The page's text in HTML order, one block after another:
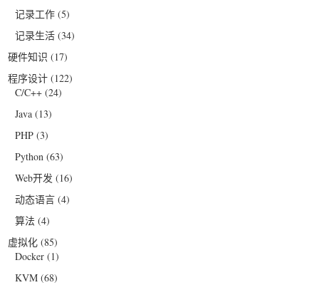
记录工作 (5)
记录生活 (34)
硬件知识 (17)
程序设计 (122)
C/C++ (24)
Java (13)
PHP (3)
Python (63)
Web开发 (16)
动态语言 (4)
算法 (4)
虚拟化 (85)
Docker (1)
KVM (68)